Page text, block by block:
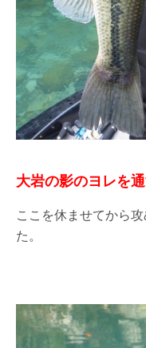
大岩の影のヨレを
ここを休ませてから
た。